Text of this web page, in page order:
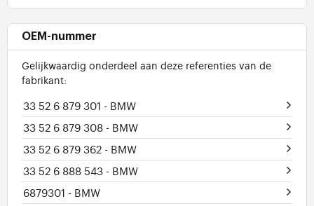
OEM-nummer
Gelijkwaardig onderdeel aan deze referenties van de
fabrikant:
33 52 6 879 301 - BMW
33 52 6 879 308 - BMW
33 52 6 879 362 - BMW
33 52 6 888 543 - BMW
6879301 - BMW